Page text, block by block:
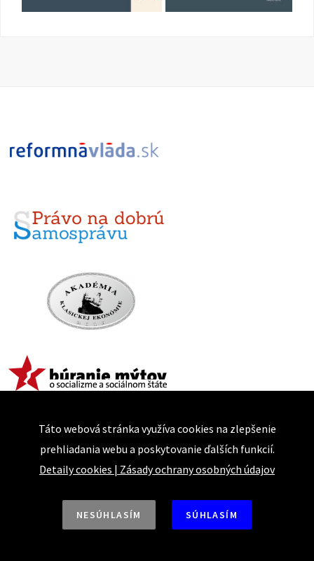
Táto webová stránka využíva cookies na zlepšenie
prehliadania webu a poskytovanie ďalších funkcií.
Detaily cookies | Zásady ochrany osobných údajov
NESÚHLASÍM SÚHLASÍM